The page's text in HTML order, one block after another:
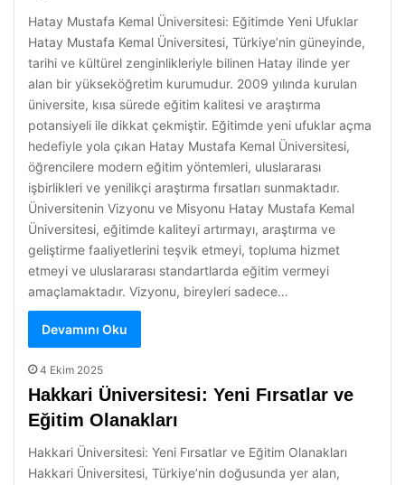
Hatay Mustafa Kemal Üniversitesi: Eğitimde Yeni Ufuklar
Hatay Mustafa Kemal Üniversitesi, Türkiye’nin güneyinde,
tarihi ve kültürel zenginlikleriyle bilinen Hatay ilinde yer
alan bir yükseköğretim kurumudur. 2009 yılında kurulan
üniversite, kısa sürede eğitim kalitesi ve araştırma
potansiyeli ile dikkat çekmiştir. Eğitimde yeni ufuklar açma
hedefiyle yola çıkan Hatay Mustafa Kemal Üniversitesi,
öğrencilere modern eğitim yöntemleri, uluslararası
işbirlikleri ve yenilikçi araştırma fırsatları sunmaktadır.
Üniversitenin Vizyonu ve Misyonu Hatay Mustafa Kemal
Üniversitesi, eğitimde kaliteyi artırmayı, araştırma ve
geliştirme faaliyetlerini teşvik etmeyi, topluma hizmet
etmeyi ve uluslararası standartlarda eğitim vermeyi
amaçlamaktadır. Vizyonu, bireyleri sadece…
Devamını Oku
4 Ekim 2025
Hakkari Üniversitesi: Yeni Fırsatlar ve
Eğitim Olanakları
Hakkari Üniversitesi: Yeni Fırsatlar ve Eğitim Olanakları
Hakkari Üniversitesi, Türkiye’nin doğusunda yer alan,